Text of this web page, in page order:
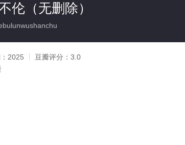
伦（无删除）
2025 豆瓣评分： 3.0